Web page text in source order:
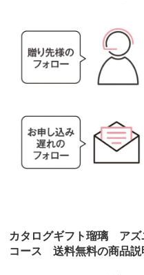
カタログギフト瑠璃 ア
コース 送料無料の商品説